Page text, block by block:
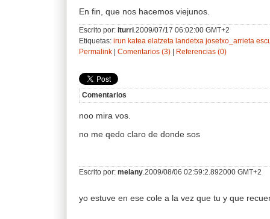
En fin, que nos hacemos viejunos.
Escrito por: iturri .2009/07/17 06:02:00 GMT+2
Etiquetas: irun katea elatzeta landetxa josetxo_arrieta
Permalink | Comentarios (3) | Referencias (0)
Comentarios
noo mira vos.
no me qedo claro de donde sos
Escrito por: melany .2009/08/06 02:59:2.892000 GMT+2
yo estuve en ese cole a la vez que tu y que